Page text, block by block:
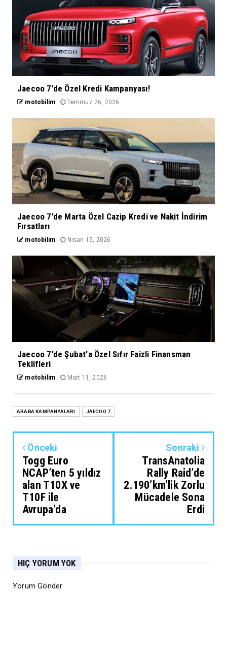
Jaecoo 7’de Özel Kredi Kampanyası!
motobilim Temmuz 26, 2026
Jaecoo 7’de Marta Özel Cazip Kredi ve Nakit İndirim
Fırsatları
motobilim Nisan 15, 2026
Jaecoo 7’de Şubat’a Özel Sıfır Faizli Finansman
Teklifleri
motobilim Mart 11, 2026
ARABA KAMPANYALARI JAECOO 7
Önceki
Togg Euro
NCAP’ten 5 yıldız
alan T10X ve
T10F ile
Avrupa’da
Sonraki
TransAnatolia
Rally Raid’de
2.190’km’lik Zorlu
Mücadele Sona
Erdi
HIÇ YORUM YOK
Yorum Gönder